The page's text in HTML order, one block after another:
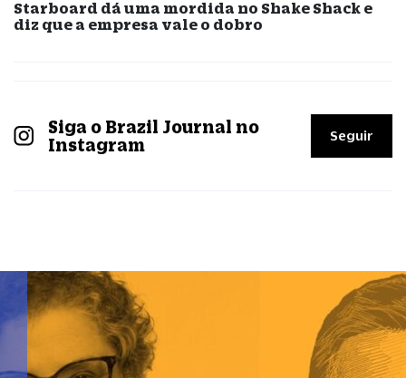
Starboard dá uma mordida no Shake Shack e
diz que a empresa vale o dobro
Siga o Brazil Journal no
Instagram
Seguir